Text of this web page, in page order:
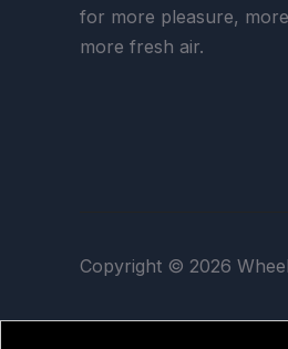
for more pleasure,
more fresh air.
Copyright © 2026